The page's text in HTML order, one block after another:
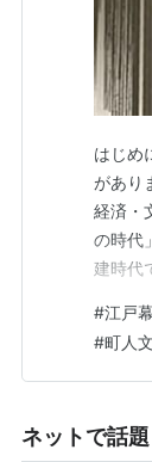
はじめ
があり
経済・
の時代
建時代
した。
す。
#江戸
#町人
ネットで話題